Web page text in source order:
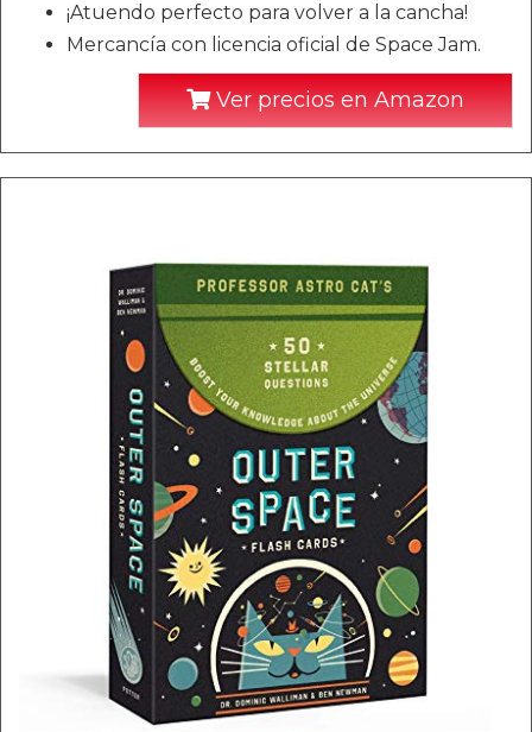
¡Atuendo perfecto para volver a la cancha!
Mercancía con licencia oficial de Space Jam.
Ver precios en Amazon